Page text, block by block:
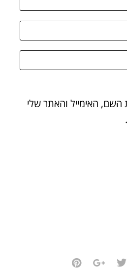
האימייל והאתר שלי